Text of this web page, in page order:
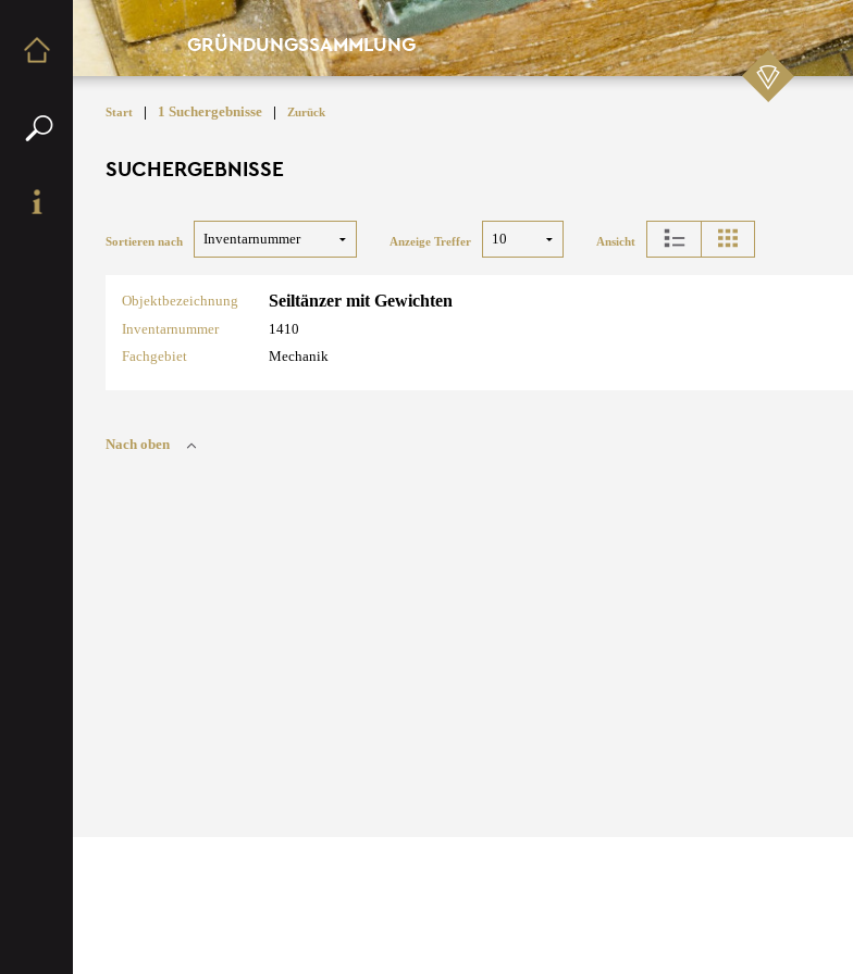
GRÜNDUNGSSAMMLUNG
Start | 1 Suchergebnisse | Zurück
SUCHERGEBNISSE
Sortieren nach Anzeige Treffer Ansicht
Objektbezeichnung Seiltänzer mit Gewichten
Inventarnummer
1410
Fachgebiet
Mechanik
Nach oben